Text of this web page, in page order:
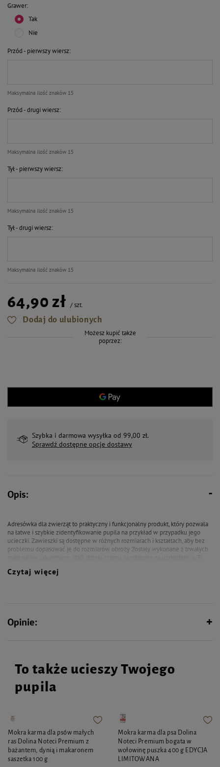
Grawer
Tak
Nie
Przód - pierwszy wiersz
Maksymalna ilość znaków 15
Przód - drugi wiersz
Maksymalna ilość znaków 15
Tył - pierwszy wiersz
Maksymalna ilość znaków 15
Tył - drugi wiersz
Maksymalna ilość znaków 15
64,90 zł /szt.
Dodaj do ulubionych
Możesz kupić także
poprzez:
Szybka i darmowa wysyłka od 99,00 zł.
Sprawdź dostępne opcje dostawy
Opis:
Adresówka dla zwierząt to praktyczny i funkcjonalny produkt, który pozwala
na łatwe i szybkie zidentyfikowanie pupila na przykład w przypadku jego
ucieczki. Zawieszki są dostępne w różnych rozmiarach i kształtach, aby bez
problemu dopasować je do rozmiarów obroży. Zostały wykonane z trwałych
Wysokość : 31 mm
Aby skorzystać z tej możliwości, wystarczy wpisać treść graweru
w odpowiednich rubrykach (max. 15 znaków).
Uwaga! Produkt personalizowany nie podlega zwrotowi.
Czytaj więcej
Opinie:
To także ucieszy Twojego
pupila
Mokra karma dla psów małych
ras Dolina Noteci Premium z
bażantem, dynią i makaronem
saszetka 100 g
Mokra karma dla psa Dolina
Noteci Premium bogata w
wołowinę puszka 400 g EDYCJA
LIMITOWANA